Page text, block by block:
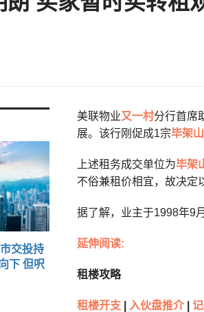
交投持
下 但呎
美联物业又一村分行首席
展。该行刚促成1宗毕架
上述租务成交单位为毕架
不俗兼租价相宜，故决定
据了解，业主于1998年9
延伸阅读:
租楼攻略
租楼开支 入伙盘推介